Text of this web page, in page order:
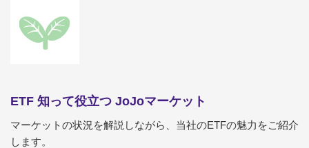
ETF 知って役立つ JoJoマーケット
マーケットの状況を解説しながら、当社のETFの魅力をご紹介
します。